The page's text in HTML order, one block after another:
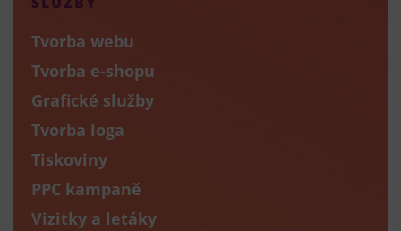
Tvorba webu
Tvorba e-shopu
Grafické služby
Tvorba loga
Tiskoviny
PPC kampaně
Vizitky a letáky